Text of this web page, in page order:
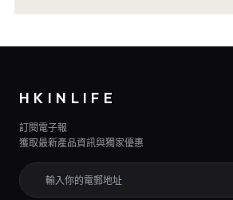
HKINLIFE
訂閱電子報
獲取最新產品資訊與獨家優惠